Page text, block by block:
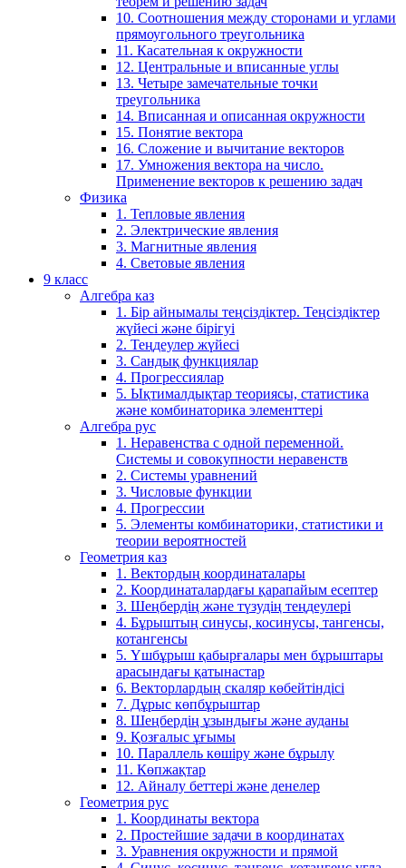
10. Соотношения между сторонами и углами
прямоугольного треугольника
11. Касательная к окружности
12. Центральные и вписанные углы
13. Четыре замечательные точки
треугольника
14. Вписанная и описанная окружности
15. Понятие вектора
16. Сложение и вычитание векторов
17. Умножения вектора на число.
Применение векторов к решению задач
Физика
1. Тепловые явления
2. Электрические явления
3. Магнитные явления
4. Световые явления
9 класс
Алгебра каз
1. Бір айнымалы теңсіздіктер. Теңсіздіктер
жүйесі және бірігуі
2. Теңдеулер жүйесі
3. Сандық функциялар
4. Прогрессиялар
5. Ықтималдықтар теориясы, статистика
және комбинаторика элементтері
Алгебра рус
1. Неравенства с одной переменной.
Системы и совокупности неравенств
2. Системы уравнений
3. Числовые функции
4. Прогрессии
5. Элементы комбинаторики, статистики и
теории вероятностей
Геометрия каз
1. Вектордың координаталары
2. Координаталардағы қарапайым есептер
3. Шеңбердің және түзудің теңдеулері
4. Бұрыштың синусы, косинусы, тангенсы,
котангенсы
5. Үшбұрыш қабырғалары мен бұрыштары
арасындағы қатынастар
6. Векторлардың скаляр көбейтіндісі
7. Дұрыс көпбұрыштар
8. Шеңбердің ұзындығы және ауданы
9. Қозғалыс ұғымы
10. Параллель көшіру және бұрылу
11. Көпжақтар
12. Айналу беттері және денелер
Геометрия рус
1. Координаты вектора
2. Простейшие задачи в координатах
3. Уравнения окружности и прямой